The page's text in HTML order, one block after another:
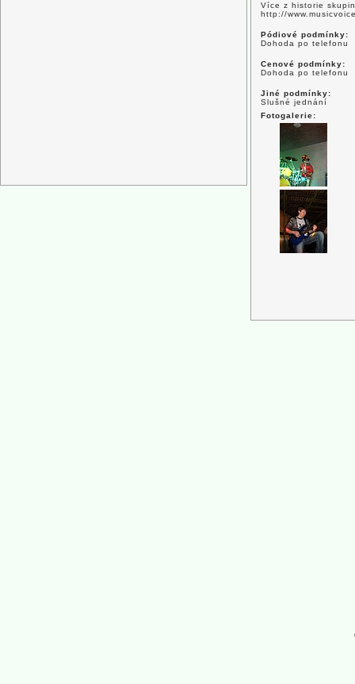
Více z historie
http://
Pódiové podmínky:
Dohoda po telefonu
Cenové podmínky:
Dohoda po telefonu
Jiné podmínky:
Slušné jednání
Fotogalerie: